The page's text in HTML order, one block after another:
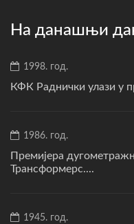
На данашњи
1998. год.
КФК Раднички улази у
1986. год.
Премијера
Трансформерс....
1945. год.